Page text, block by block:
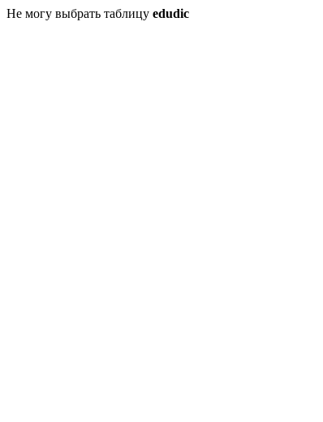
Не могу выбрать таблицу edudic